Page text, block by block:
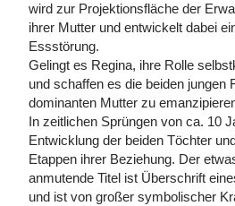
wird zur Projektionsfläche der
ihrer Mutter und entwickelt dabei
Essstörung.
Gelingt es Regina, ihre Rolle
und schaffen es die beiden jungen
dominanten Mutter zu
In zeitlichen Sprüngen von ca. 10
Entwicklung der beiden Töchter
Etappen ihrer Beziehung. Der
anmutende Titel ist Überschrift
und ist von großer symbolischer